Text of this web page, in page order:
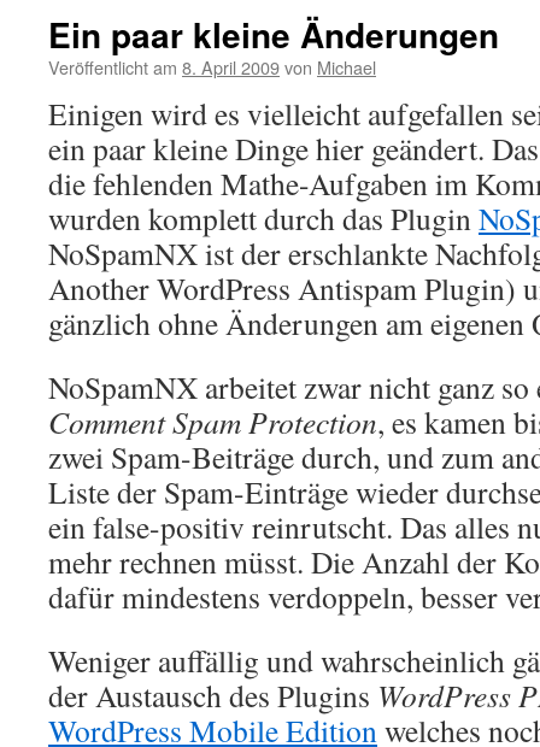
Ein paar kleine Änderungen
Veröffentlicht am 8. April 2009von Michael
Einigen wird es vielleicht aufgefallen
ein paar kleine Dinge hier geändert.
die fehlenden Mathe-Aufgaben im
wurden komplett durch das Plugin
NoSpamNX ist der erschlankte
Another WordPress Antispam Plugin)
gänzlich ohne Änderungen am eigenen
NoSpamNX arbeitet zwar nicht ganz
Comment Spam Protection, es kamen
zwei Spam-Beiträge durch, und zum
Liste der Spam-Einträge wieder
ein false-positiv reinrutscht. Das alles
mehr rechnen müsst. Die Anzahl der
dafür mindestens verdoppeln, besser
Weniger auffällig und wahrscheinlich
der Austausch des Plugins WordPress
WordPress Mobile Editionwelches